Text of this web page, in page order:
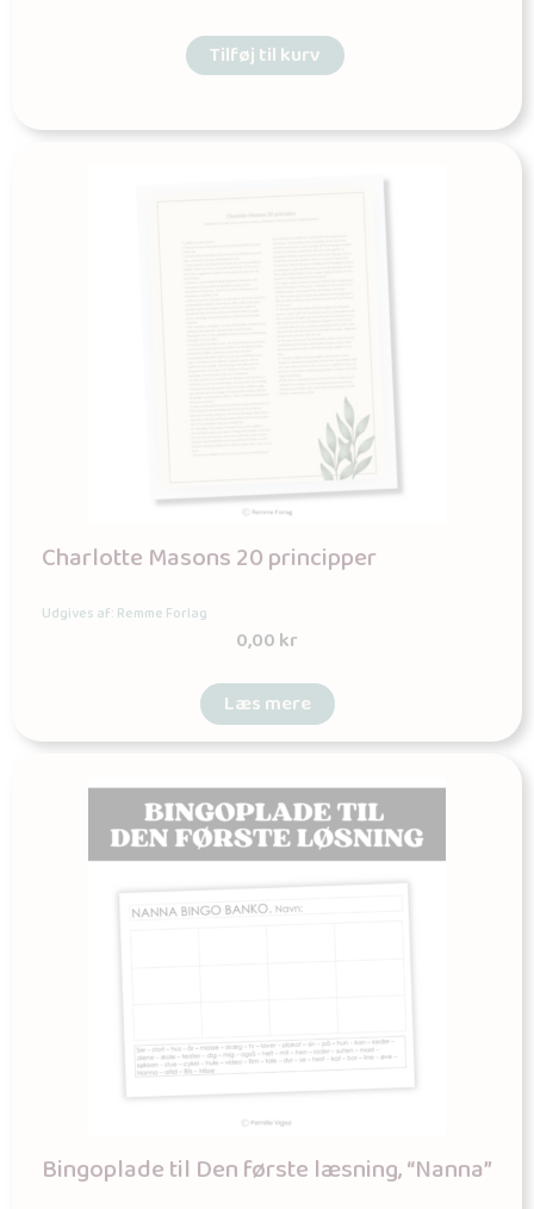
Tilføj til kurv
Charlotte Masons 20 principper
Udgives af: Remme Forlag
0,00kr
Læs mere
Bingoplade til Den første læsning, “Nanna”